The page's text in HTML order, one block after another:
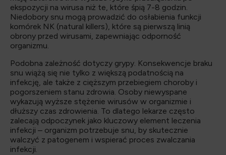
ekspozycji na wirusa niż te, które śpią 7-8 godzin.
Niedobory snu mogą prowadzić do osłabienia funkcji
komórek NK (natural killers), które są pierwszą linią
obrony przed wirusami, zapewniając odporność
organizmu.
Podobna zależność dotyczy grypy. Konsekwencje braku
snu wiążą się nie tylko z większą podatnością na
infekcję, ale także z cięższym przebiegiem choroby i
pogorszeniem stanu zdrowia. Osoby niewyspane
wykazują wyższe stężenie wirusów w organizmie i
dłuższy czas zdrowienia. To dlatego lekarze często
zalecają odpoczynek jako kluczowy element leczenia
infekcji – organizm potrzebuje snu, by skutecznie
walczyć z patogenem i wspierać proces zwalczania
infekcji.